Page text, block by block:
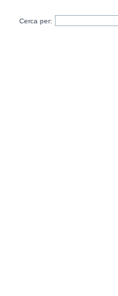
Cerca per: